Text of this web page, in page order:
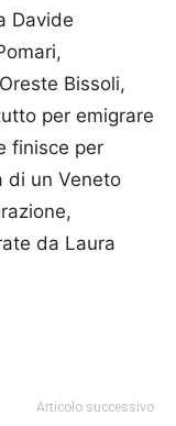
Davide
Bissoli,
per emigrare
finisce per
di un Veneto
da Laura
Articolo successivo